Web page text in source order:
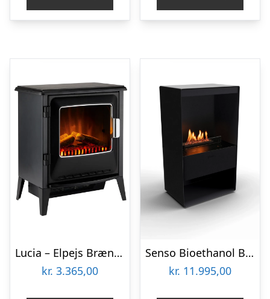
Lucia – Elpejs Brændeovn
kr. 3.365,00
Senso Bioethanol Brændeovn
kr. 11.995,00